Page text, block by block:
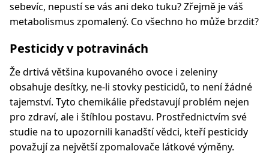
sebevíc, nepustí se vás ani deko tuku? Zřejmě je váš
metabolismus zpomalený. Co všechno ho může brzdit?
Pesticidy v potravinách
Že drtivá většina kupovaného ovoce i zeleniny
obsahuje desítky, ne-li stovky pesticidů, to není žádné
tajemství. Tyto chemikálie představují problém nejen
pro zdraví, ale i štíhlou postavu. Prostřednictvím své
studie na to upozornili kanadští vědci, kteří pesticidy
považují za největší zpomalovače látkové výměny.